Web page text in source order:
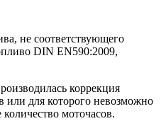
не соответствующего
DIN EN590:2009,
коррекция
или для которого невозможно
количество моточасов.